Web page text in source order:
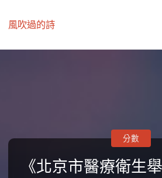
風吹過的詩
《北京市醫療衛生
分數